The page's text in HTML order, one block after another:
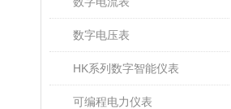
数字电压表
HK系列数字智能仪表
可编程电力仪表